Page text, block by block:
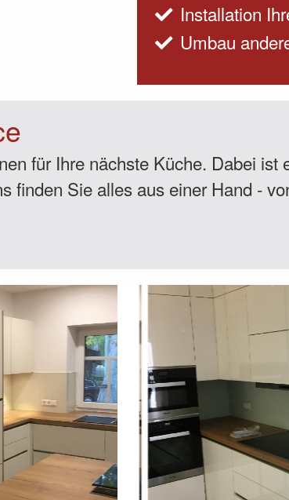
Installation
Umbau
für Ihre nächste Küche. Dabei ist
finden Sie alles aus einer Hand -